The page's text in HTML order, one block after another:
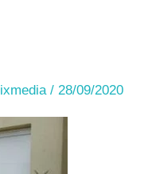
/28/09/2020